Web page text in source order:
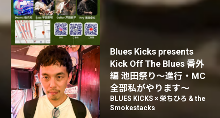
Blues Kicks presents
Kick Off The Blues 番外
編 池田祭り〜進行・MC
全部私がやります〜
BLUES KICKS × 栄ちひろ & the
Smokestacks